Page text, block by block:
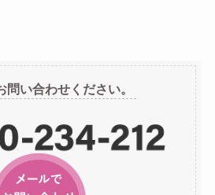
問い合わせください。